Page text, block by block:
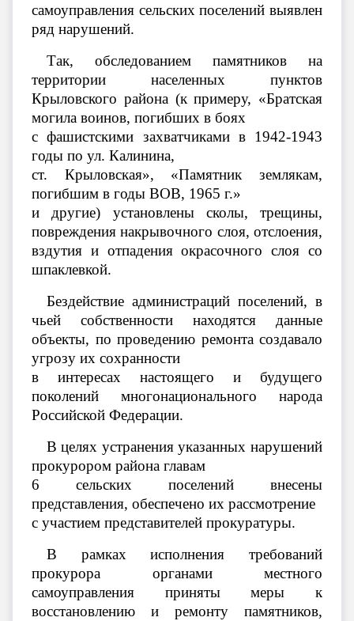
самоуправления сельских поселений выявлен
ряд нарушений.
Так, обследованием памятников на
территории населенных пунктов
Крыловского района (к примеру, «Братская
могила воинов, погибших в боях
с фашистскими захватчиками в 1942-1943
годы по ул. Калинина,
ст. Крыловская», «Памятник землякам,
погибшим в годы ВОВ, 1965 г.»
и другие) установлены сколы, трещины,
повреждения накрывочного слоя, отслоения,
вздутия и отпадения окрасочного слоя со
шпаклевкой.
Бездействие администраций поселений, в
чьей собственности находятся данные
объекты, по проведению ремонта создавало
угрозу их сохранности
в интересах настоящего и будущего
поколений многонационального народа
Российской Федерации.
В целях устранения указанных нарушений
прокурором района главам
6 сельских поселений внесены
представления, обеспечено их рассмотрение
с участием представителей прокуратуры.
В рамках исполнения требований
прокурора органами местного
самоуправления приняты меры к
восстановлению и ремонту памятников,